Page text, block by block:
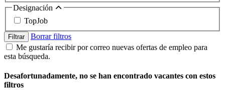
Designación
TopJob
Filtrar
Borrar filtros
Me gustaría recibir por correo nuevas ofertas de empleo para
esta búsqueda.
Desafortunadamente, no se han encontrado vacantes con estos
filtros